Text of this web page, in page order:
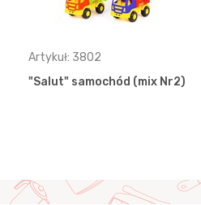
Artykuł: 3802
"Salut" samochód (mix Nr2)